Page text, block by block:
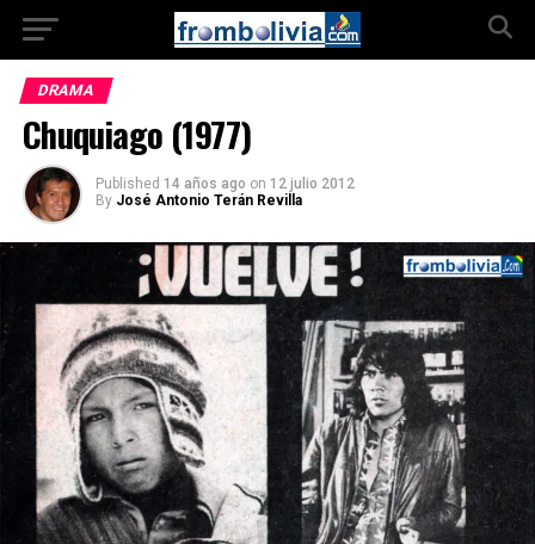
DRAMA
Chuquiago (1977)
Published 14 años ago on 12 julio 2012
By José Antonio Terán Revilla